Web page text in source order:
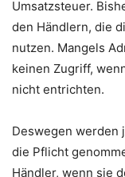
Umsatzsteuer.
den Händlern, die
nutzen. Mangels
keinen Zugriff,
nicht entrichten.
Deswegen werden
die Pflicht
Händler, wenn sie